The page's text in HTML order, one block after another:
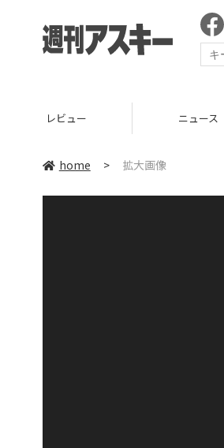
レビュー ニュース
home > 拡大画像